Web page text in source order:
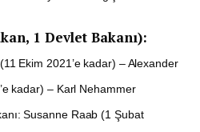
1 Devlet Bakanı):
Ekim 2021’e kadar) – Alexander
kadar) – Karl Nehammer
Susanne Raab (1 Şubat